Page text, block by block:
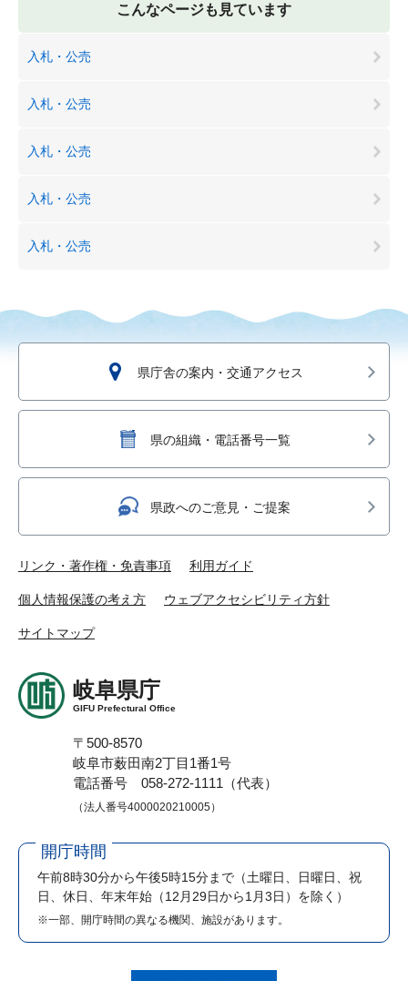
こんなページも見ています
入札・公売
入札・公売
入札・公売
入札・公売
入札・公売
県庁舎の案内・交通アクセス
県の組織・電話番号一覧
県政へのご意見・ご提案
リンク・著作権・免責事項 利用ガイド
個人情報保護の考え方 ウェブアクセシビリティ方針
サイトマップ
岐阜県庁
GIFU Prefectural Office
〒500-8570
岐阜市薮田南2丁目1番1号
電話番号 058-272-1111（代表）
（法人番号4000020210005）
開庁時間
午前8時30分から午後5時15分まで （土曜日、日曜日、祝
日、休日、年末年始（12月29日から1月3日）を除く）
※一部、開庁時間の異なる機関、施設があります。